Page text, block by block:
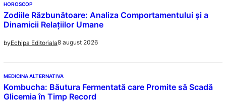
HOROSCOP
Zodiile Răzbunătoare: Analiza Comportamentului și a
Dinamicii Relațiilor Umane
byEchipa Editoriala8 august 2026
MEDICINA ALTERNATIVA
Kombucha: Băutura Fermentată care Promite să Scadă
Glicemia în Timp Record